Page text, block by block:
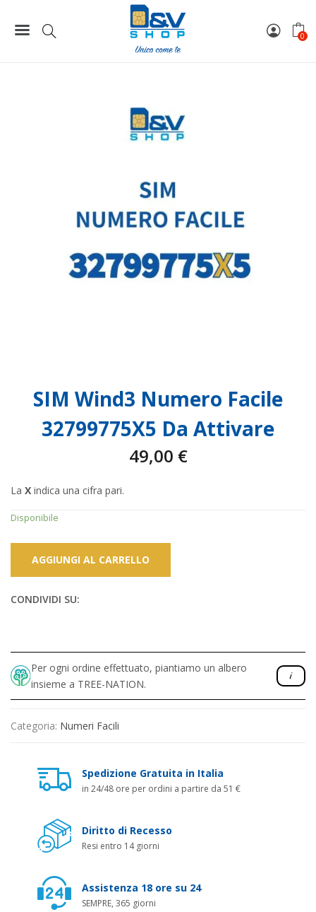
0
SIM Wind3 Numero Facile 32799775X5 Da Attivare
SIM Wind3 Numero Facile
32799775X5 Da Attivare
49,00 €
La X indica una cifra pari.
Disponibile
AGGIUNGI AL CARRELLO
CONDIVIDI SU:
Per ogni ordine effettuato, piantiamo un albero
insieme a TREE-NATION.
Categoria: Numeri Facili
Spedizione Gratuita in Italia
in 24/48 ore per ordini a partire da 51 €
Diritto di Recesso
Resi entro 14 giorni
Assistenza 18 ore su 24
SEMPRE, 365 giorni